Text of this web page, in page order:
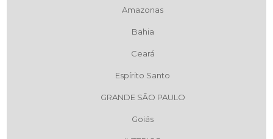
Amazonas
Bahia
Ceará
Espírito Santo
GRANDE SÃO PAULO
Goiás